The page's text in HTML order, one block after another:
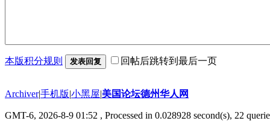
本版积分规则 发表回复 回帖后跳转到最后一页
Archiver|手机版|小黑屋|美国论坛德州华人网
GMT-6, 2026-8-9 01:52 , Processed in 0.028928 second(s), 22